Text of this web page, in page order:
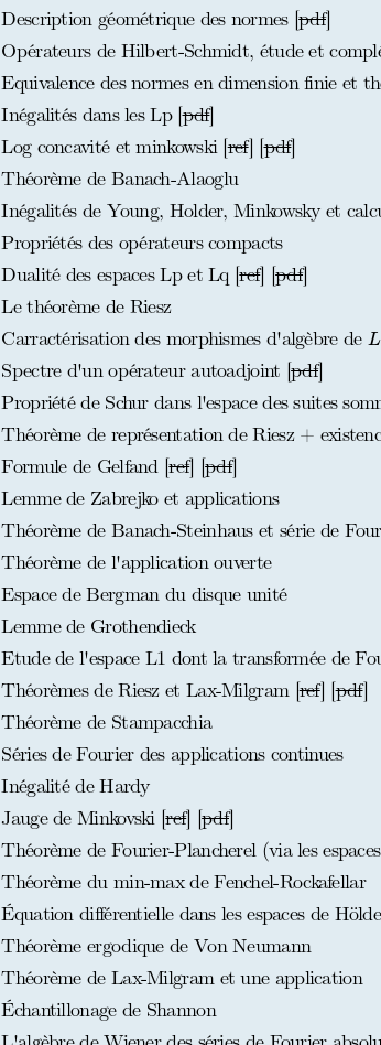
Description géométrique des normes [pdf]
Opérateurs de Hilbert-Schmidt, étude et
Equivalence des normes en dimension finie et
Inégalités dans les Lp [pdf]
Log concavité et minkowski [ref] [pdf]
Théorème de Banach-Alaoglu
Inégalités de Young, Holder, Minkowsky et
Propriétés des opérateurs compacts
Dualité des espaces Lp et Lq [ref] [pdf]
Le théorème de Riesz
Carractérisation des morphismes d'algèbre de L
L
Spectre d'un opérateur autoadjoint [pdf]
Propriété de Schur dans l'espace des suites
Théorème de représentation de Riesz +
Formule de Gelfand [ref] [pdf]
Lemme de Zabrejko et applications
Théorème de Banach-Steinhaus et série de
Théorème de l'application ouverte
Espace de Bergman du disque unité
Lemme de Grothendieck
Etude de l'espace L1 dont la transformée de
Théorèmes de Riesz et Lax-Milgram [ref] [pdf]
Théorème de Stampacchia
Séries de Fourier des applications continues
Inégalité de Hardy
Jauge de Minkovski [ref] [pdf]
Théorème de Fourier-Plancherel (via les
Théorème du min-max de Fenchel-Rockafellar
Équation différentielle dans les espaces de
Théorème ergodique de Von Neumann
Théorème de Lax-Milgram et une application
Échantillonage de Shannon